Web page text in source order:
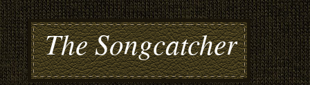
The Songcatcher